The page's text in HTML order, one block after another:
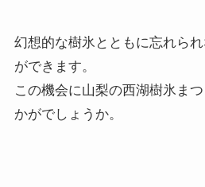
幻想的な樹氷とともに忘れら
ができます。
この機会に山梨の西湖樹氷ま
かがでしょうか。